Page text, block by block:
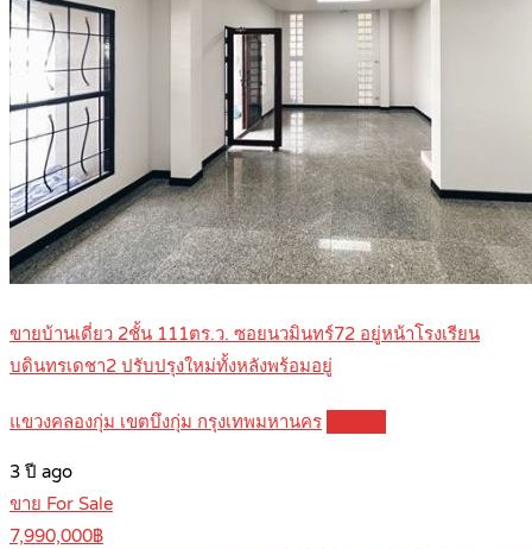
ขายบ้านเดี่ยว 2ชั้น 111ตร.ว. ซอยนวมินทร์72 อยู่หน้าโรงเรียน
บดินทรเดชา2 ปรับปรุงใหม่ทั้งหลังพร้อมอยู่
แขวงคลองกุ่ม เขตบึงกุ่ม กรุงเทพมหานคร
3 ปี ago
ขาย For Sale
7,990,000฿